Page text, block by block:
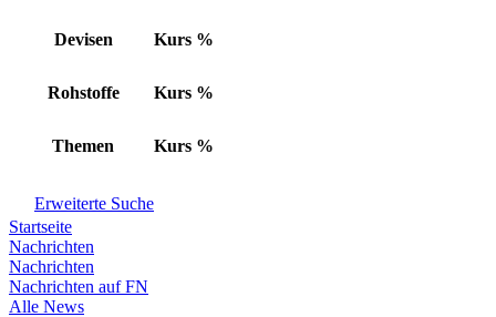
Devisen Kurs %
Rohstoffe Kurs %
Themen Kurs %
Erweiterte Suche
Startseite
Nachrichten
Nachrichten
Nachrichten auf FN
Alle News